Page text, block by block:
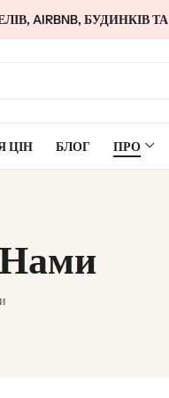
AIRBNB, БУДИНКІВ ТА
ЦІН БЛОГ ПРО
Нами